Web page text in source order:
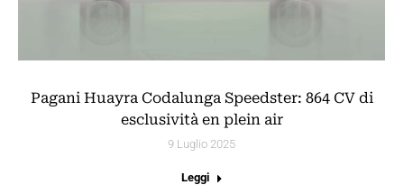
Pagani Huayra Codalunga Speedster: 864 CV di
esclusività en plein air
9 Luglio 2025
Leggi